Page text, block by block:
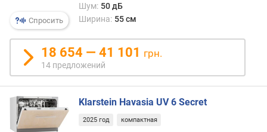
я
р
н
о
с
т
и
о
Спросить
Шум: 50 дБ
Ширина: 55 см
18 654 — 41 101 грн.
14 предложений
Klarstein Havasia UV 6 Secret
2025 год компактная